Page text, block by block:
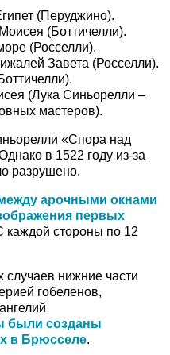
(Перуджино).
(Боттичелли).
(Росселли).
Завета (Росселли).
(Лука Синьорелли –
мастеров).
«Спора над
в 1522 году из-за
разрушено.
арочными окнами
первых
каждой стороны по 12
нижние части
гобеленов,
были созданы
в Брюсселе.